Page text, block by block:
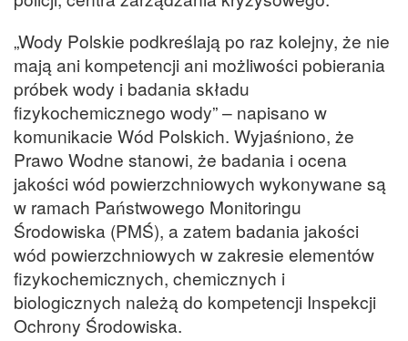
„Wody Polskie podkreślają po raz kolejny, że nie
mają ani kompetencji ani możliwości pobierania
próbek wody i badania składu
fizykochemicznego wody” – napisano w
komunikacie Wód Polskich. Wyjaśniono, że
Prawo Wodne stanowi, że badania i ocena
jakości wód powierzchniowych wykonywane są
w ramach Państwowego Monitoringu
Środowiska (PMŚ), a zatem badania jakości
wód powierzchniowych w zakresie elementów
fizykochemicznych, chemicznych i
biologicznych należą do kompetencji Inspekcji
Ochrony Środowiska.